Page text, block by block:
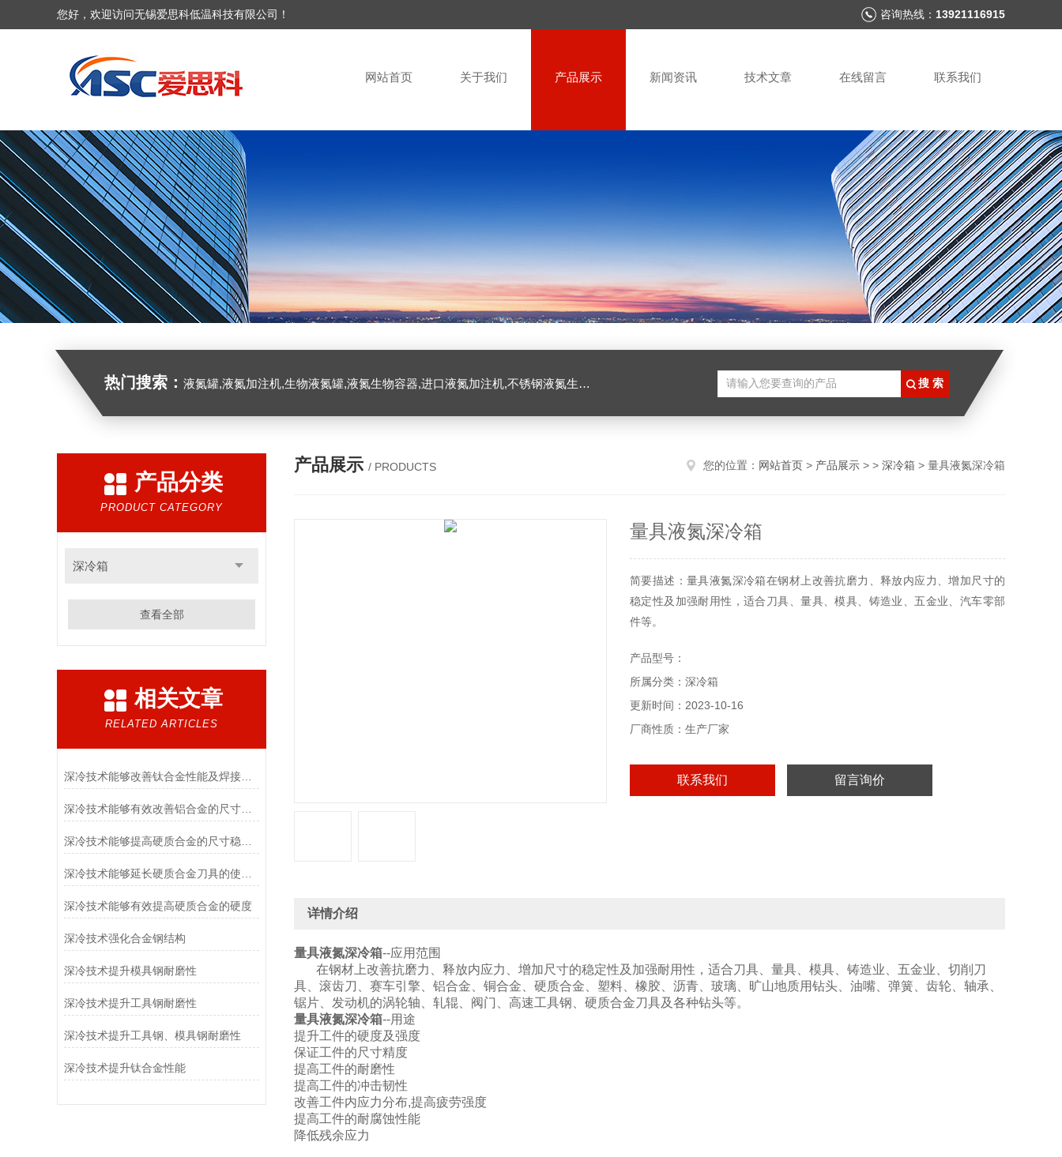
您好，欢迎访问无锡爱思科低温科技有限公司！ 咨询热线： 13921116915
网站首页 关于我们 产品展示 新闻资讯 技术文章 在线留言 联系我们
热门搜索： 液氮罐,液氮加注机,生物液氮罐,液氮生物容器,进口液氮加注机,不锈钢液氮生物容器
产品分类
PRODUCT CATEGORY
深冷箱
查看全部
相关文章
RELATED ARTICLES
深冷技术能够改善钛合金性能及焊接件的尺寸稳定性
深冷技术能够有效改善铝合金的尺寸稳定性，提高零件精度
深冷技术能够有效提高硬质合金的硬度
深冷技术强化合金钢结构
深冷技术提升模具钢耐磨性
深冷技术提升工具钢耐磨性
深冷技术提升工具钢、模具钢耐磨性
深冷技术提升钛合金性能
产品展示 / PRODUCTS 您的位置： 网站首页 > 产品展示 > > 深冷箱 > 量具液氮深冷箱
量具液氮深冷箱
简要描述：量具液氮深冷箱在钢材上改善抗磨力、释放内应力、增加尺寸的
稳定性及加强耐用性，适合刀具、量具、模具、铸造业、五金业、汽车零部
件等。
产品型号：
所属分类：深冷箱
更新时间：2023-10-16
厂商性质：生产厂家
联系我们 留言询价
详情介绍
量具液氮深冷箱--应用范围
在钢材上改善抗磨力、释放内应力、增加尺寸的稳定性及加强耐用性，适合刀具、量具、模具、铸造业、五金业、切削刀
具、滚齿刀、赛车引擎、铝合金、铜合金、硬质合金、塑料、橡胶、沥青、玻璃、旷山地质用钻头、油嘴、弹簧、齿轮、轴承、
锯片、发动机的涡轮轴、轧辊、阀门、高速工具钢、硬质合金刀具及各种钻头等。
量具液氮深冷箱--用途
提升工件的硬度及强度
保证工件的尺寸精度
提高工件的耐磨性
提高工件的冲击韧性
改善工件内应力分布,提高疲劳强度
提高工件的耐腐蚀性能
降低残余应力